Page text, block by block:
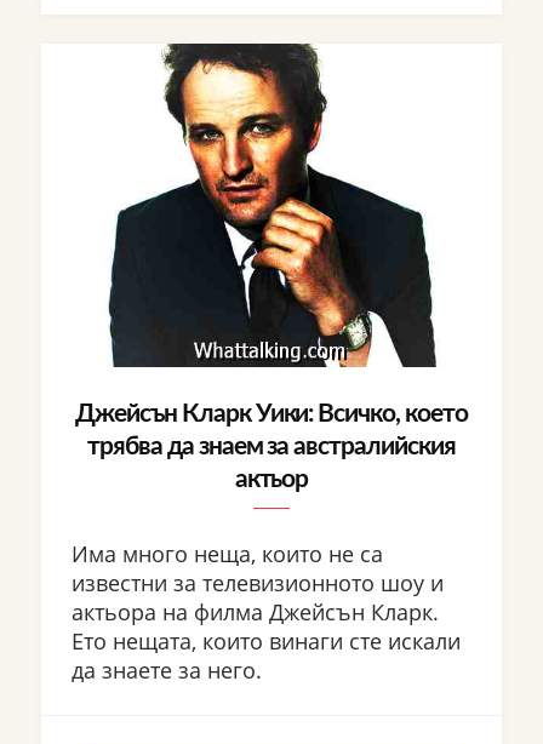
Джейсън Кларк Уики: Всичко, което
трябва да знаем за австралийския
актьор
Има много неща, които не са
известни за телевизионното шоу и
актьора на филма Джейсън Кларк.
Ето нещата, които винаги сте искали
да знаете за него.